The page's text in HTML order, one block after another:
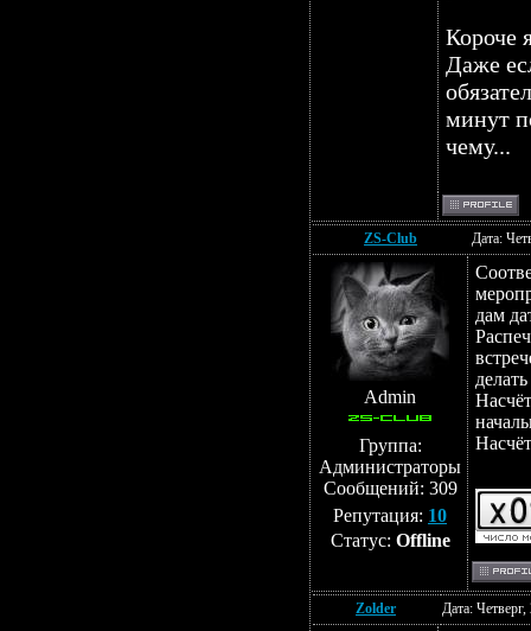
Короче
Даже
минут
чему...
ZS-Club Дата:
Admin
Группа:
Администраторы
Сообщений: 309
Репутация: 10
Статус: Offline
дам
Zolder Дата: